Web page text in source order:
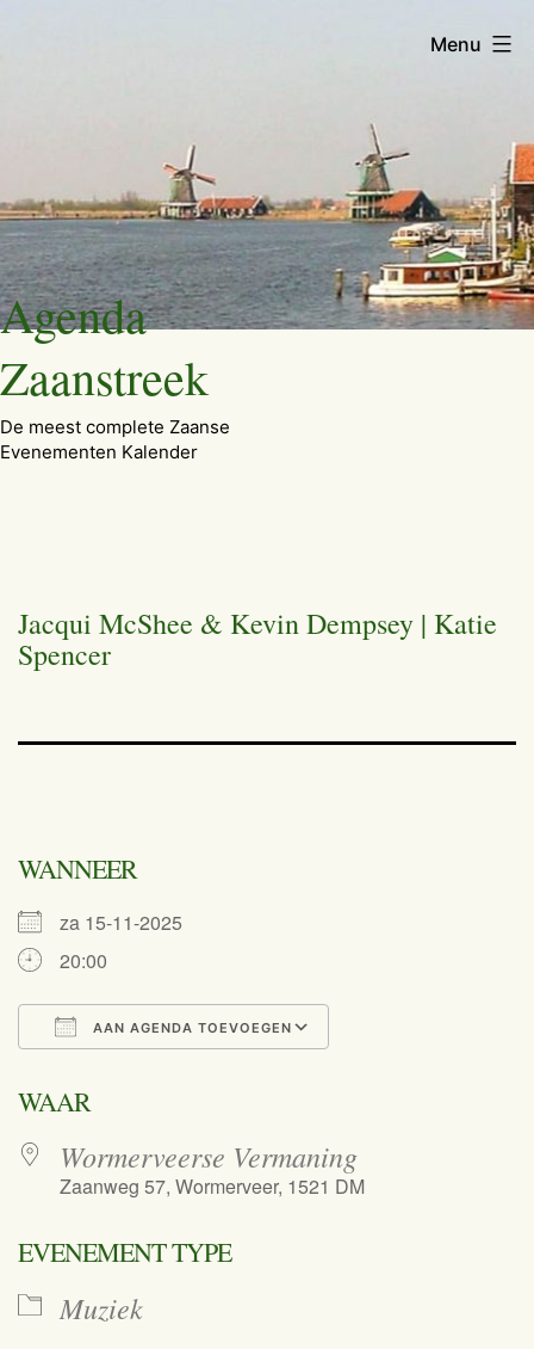
Ga
naar
de
inhoud
Agenda
Zaanstreek
De meest complete Zaanse
Evenementen Kalender
Menu
Jacqui McShee & Kevin Dempsey | Katie
Spencer
WANNEER
za 15-11-2025
20:00
AAN AGENDA TOEVOEGEN
WAAR
Wormerveerse Vermaning
Zaanweg 57, Wormerveer, 1521 DM
EVENEMENT TYPE
Muziek